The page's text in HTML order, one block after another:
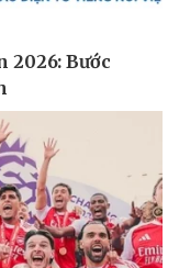
- Gia đình